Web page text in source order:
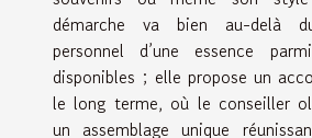
démarche va bien au-delà
personnel d’une essence
disponibles ; elle propose un
le long terme, où le conseiller
un assemblage unique